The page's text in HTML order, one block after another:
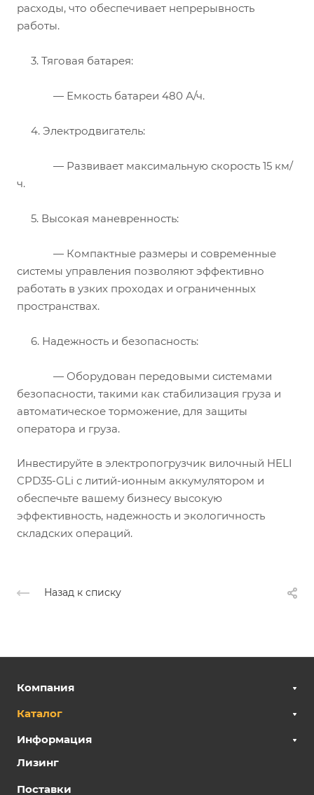
расходы, что обеспечивает непрерывность
работы.
3. Тяговая батарея:
— Емкость батареи 480 А/ч.
4. Электродвигатель:
— Развивает максимальную скорость 15 км/
ч.
5. Высокая маневренность:
— Компактные размеры и современные
системы управления позволяют эффективно
работать в узких проходах и ограниченных
пространствах.
6. Надежность и безопасность:
— Оборудован передовыми системами
безопасности, такими как стабилизация груза и
автоматическое торможение, для защиты
оператора и груза.
Инвестируйте в электропогрузчик вилочный HELI
CPD35-GLi с литий-ионным аккумулятором и
обеспечьте вашему бизнесу высокую
эффективность, надежность и экологичность
складских операций.
Назад к списку
Компания
Каталог
Информация
Лизинг
Поставки